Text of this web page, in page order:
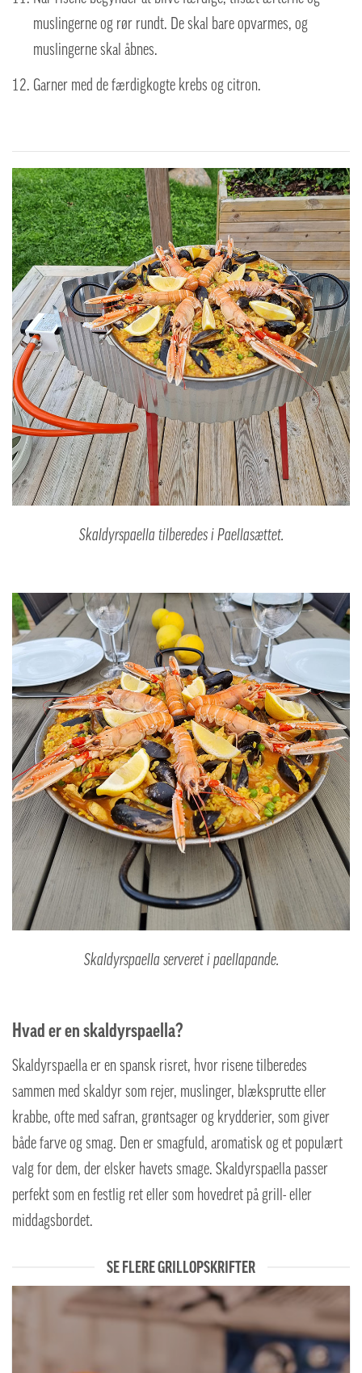
muslingerne og rør rundt. De skal bare opvarmes, og
muslingerne skal åbnes.
Garner med de færdigkogte krebs og citron.
Skaldyrspaella tilberedes i Paellasættet.
Skaldyrspaella serveret i paellapande.
Hvad er en skaldyrspaella?
Skaldyrspaella er en spansk risret, hvor risene tilberedes
sammen med skaldyr som rejer, muslinger, blæksprutte eller
krabbe, ofte med safran, grøntsager og krydderier, som giver
både farve og smag. Den er smagfuld, aromatisk og et populært
valg for dem, der elsker havets smage. Skaldyrspaella passer
perfekt som en festlig ret eller som hovedret på grill- eller
middagsbordet.
SE FLERE GRILLOPSKRIFTER